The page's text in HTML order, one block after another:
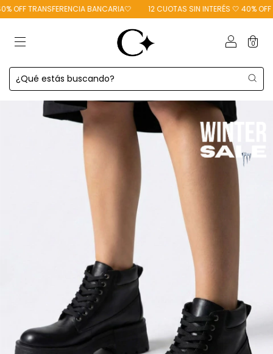
TRANSFERENCIA BANCARIA🤍 12 CUOTAS SIN INTERÉS 🤍 40% OFF
0